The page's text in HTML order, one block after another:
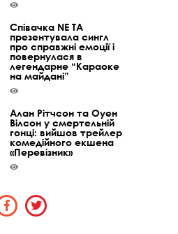
Співачка NE TA
презентувала сингл
про справжні емоції і
повернулася в
легендарне “Караоке
на майдані”
Алан Рітчсон та Оуен
Вілсон у смертельній
гонці: вийшов трейлер
комедійного екшена
«Перевізник»